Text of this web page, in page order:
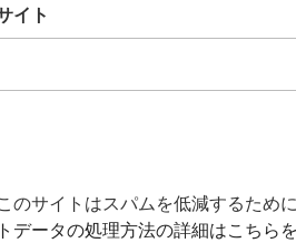
イト
のサイトはスパムを低減するため
トデータの処理方法の詳細はこちら